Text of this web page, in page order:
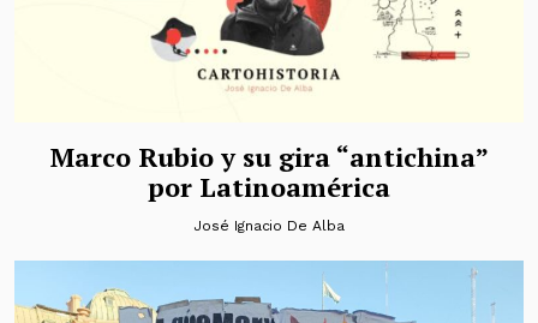
Marco Rubio y su gira “antichina”
por Latinoamérica
José Ignacio De Alba